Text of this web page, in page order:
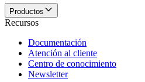
Productos
Recursos
Documentación
Atención al cliente
Centro de conocimiento
Newsletter